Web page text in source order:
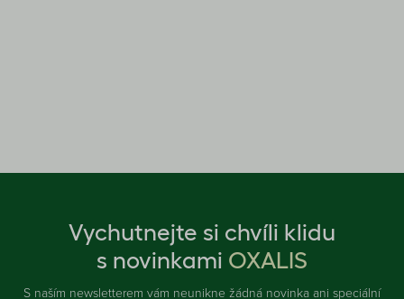
Vychutnejte si chvíli klidu
s novinkami OXALIS
S naším newsletterem vám neunikne žádná novinka ani speciální